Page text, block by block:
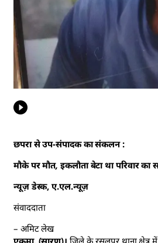
छपरा से उप-संपादक का संकलन :
मौके पर मौत, इकलौता बेटा था परिवार का
न्यूज़ डेस्क, ए.एल.न्यूज़
संवाददाता
– अमिट लेख